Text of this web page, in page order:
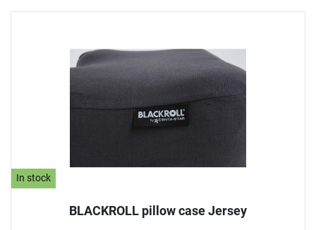
In stock
BLACKROLL pillow case Jersey